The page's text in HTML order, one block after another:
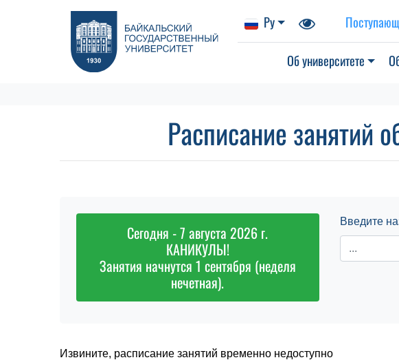
Ру
Об университете
Расписание занятий
Сегодня - 7 августа 2026 г.
КАНИКУЛЫ!
Занятия начнутся 1 сентября (неделя
нечетная).
Введите
Извините, расписание занятий временно недоступно